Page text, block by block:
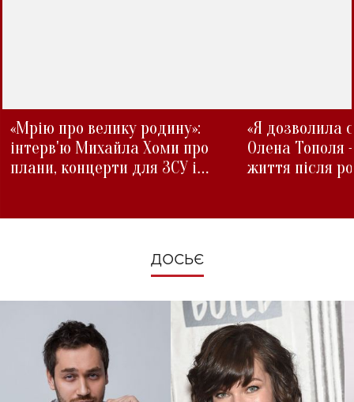
«Мрію про велику родину»:
інтерв'ю Михайла Хоми про
плани, концерти для ЗСУ і
«Я дозволила
Олена Тополя
життя після
ДОСЬЄ